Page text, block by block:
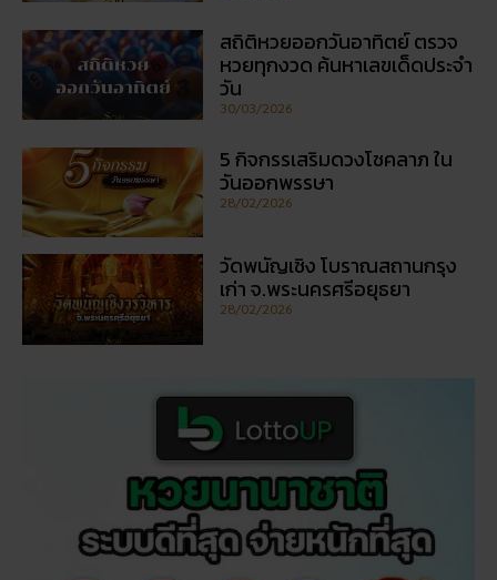
สถิติหวยออกวันอาทิตย์ ตรวจ
หวยทุกงวด ค้นหาเลขเด็ดประจำ
วัน
30/03/2026
5 กิจกรรเสริมดวงโชคลาภ ใน
วันออกพรรษา
28/02/2026
วัดพนัญเชิง โบราณสถานกรุง
เก่า จ.พระนครศรีอยุธยา
28/02/2026